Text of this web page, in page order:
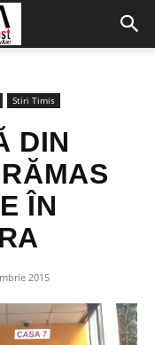
Stiri Timis
DIN
ÎN
2015